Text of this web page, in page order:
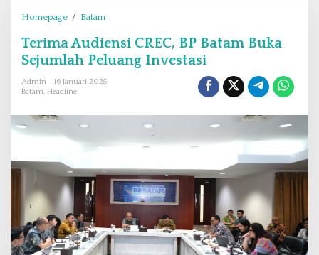
Homepage / Batam
r
u
i
n
R
E
Terima Audiensi CREC, BP Batam Buka
Sejumlah Peluang Investasi
Admin
16 Januari 2025
Batam, Headline